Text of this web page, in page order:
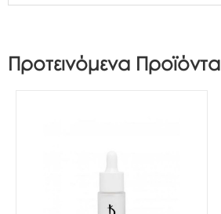
Προτεινόμενα Προϊόντα